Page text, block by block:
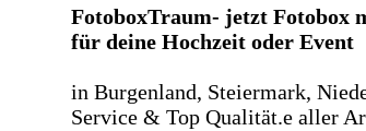
FotoboxTraum- jetzt Fotobox
für deine Hochzeit oder Event
in Burgenland, Steiermark,
Service & Top Qualität.e aller